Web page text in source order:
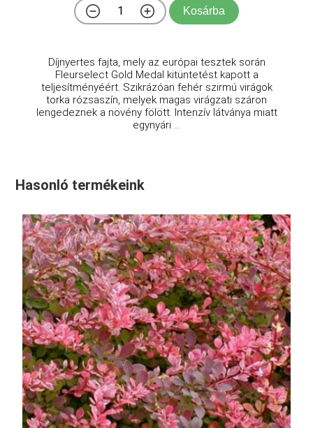
Kosárba
Díjnyertes fajta, mely az európai tesztek során
Fleurselect Gold Medal kitüntetést kapott a
teljesítményéért. Szikrázóan fehér szirmú virágok
torka rózsaszín, melyek magas virágzati száron
lengedeznek a növény fölött. Intenzív látványa miatt
egynyári ...
Hasonló termékeink